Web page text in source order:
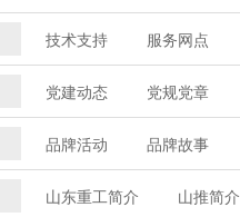
技术支持 服务网点
党建动态 党规党章
品牌活动 品牌故事
山东重工简介 山推简介